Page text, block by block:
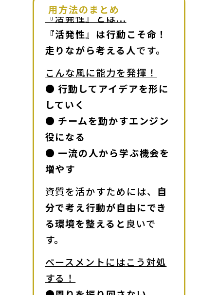
用方法のまとめ
『活発性』とは...
『活発性』は行動こそ命！
走りながら考える人です。
こんな風に能力を発揮！
● 行動してアイデアを形に
していく
● チームを動かすエンジン
役になる
● 一流の人から学ぶ機会を
増やす
資質を活かすためには、 自
分で考え行動が自由にでき
る環境を整えると 良いで
す。
ベースメントにはこう対処
する！